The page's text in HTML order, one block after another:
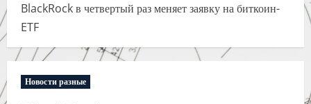
BlackRock в четвертый раз меняет заявку на биткоин-
ETF
Новости разные